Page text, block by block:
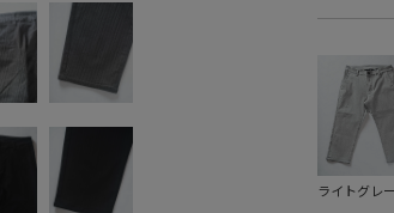
ライトグレー